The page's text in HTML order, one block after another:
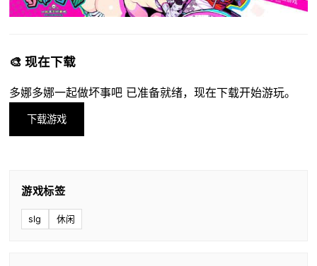
🎨 现在下载
多娜多娜一起做坏事吧 已准备就绪，现在下载开始游玩。
下载游戏
游戏标签
slg 休闲